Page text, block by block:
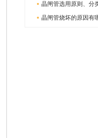
晶闸管选用原则、分
晶闸管烧坏的原因有哪